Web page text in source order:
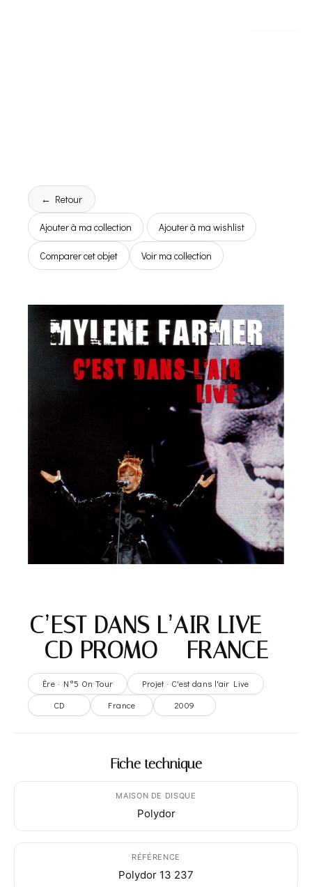
← Retour
Ajouter à ma collection Ajouter à ma wishlist
Comparer cet objet Voir ma collection
C’EST DANS L’AIR LIVE –
CD PROMO – FRANCE
Ère · N°5 On Tour
Projet · C'est dans l'air Live
CD
France 2009
Fiche technique
MAISON DE DISQUE
Polydor
RÉFÉRENCE
Polydor 13 237